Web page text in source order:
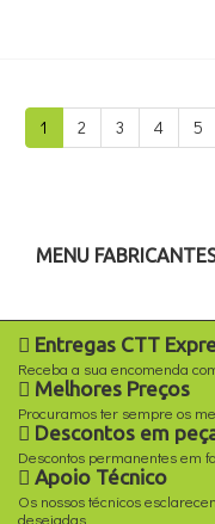
1 2 3 4 5
MENU
Entregas CTT
Receba a sua encomenda
Melhores Preços
Procuramos ter sempre os
Descontos em
Descontos permanentes em
Apoio Técnico
Os nossos técnicos
desejadas